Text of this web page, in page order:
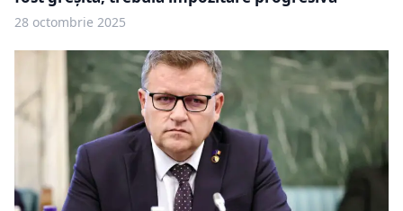
28 octombrie 2025